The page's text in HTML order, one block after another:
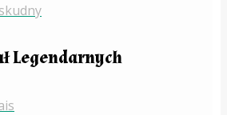
Legendarnych